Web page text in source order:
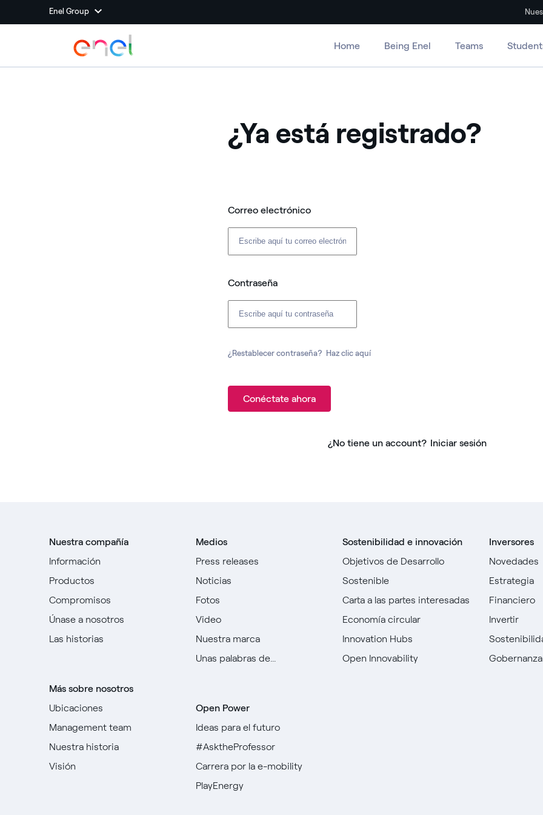
Enel Group
Home Being Enel Teams
¿Ya está registrado?
Correo electrónico
Contraseña
¿Restablecer contraseña? Haz clic aquí
Conéctate ahora
¿No tiene un account? Iniciar sesión
Nuestra compañía
Información
Productos
Compromisos
Únase a nosotros
Las historias
Más sobre nosotros
Ubicaciones
Management team
Nuestra historia
Visión
Medios
Press releases
Noticias
Fotos
Video
Nuestra marca
Unas palabras de...
Open Power
Ideas para el futuro
#AsktheProfessor
Carrera por la e-mobility
PlayEnergy
Sostenibilidad e innovación
Objetivos de Desarrollo
Sostenible
Carta a las partes interesadas
Economía circular
Innovation Hubs
Open Innovability
Inversores
Novedades
Estrategia
Financiero
Invertir
Gobernanza